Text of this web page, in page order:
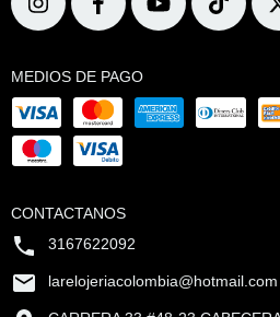
MEDIOS DE PAGO
CONTACTANOS
3167622092
larelojeriacolombia@hotmail.com